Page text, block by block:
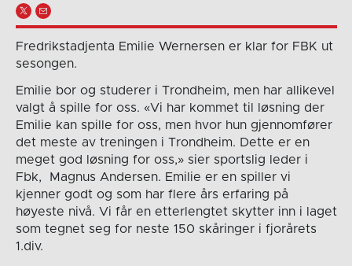
Fredrikstadjenta Emilie Wernersen er klar for FBK ut
sesongen.
Emilie bor og studerer i Trondheim, men har allikevel
valgt å spille for oss. «Vi har kommet til løsning der
Emilie kan spille for oss, men hvor hun gjennomfører
det meste av treningen i Trondheim. Dette er en
meget god løsning for oss,» sier sportslig leder i
Fbk, Magnus Andersen. Emilie er en spiller vi
kjenner godt og som har flere års erfaring på
høyeste nivå. Vi får en etterlengtet skytter inn i laget
som tegnet seg for neste 150 skåringer i fjorårets
1.div.